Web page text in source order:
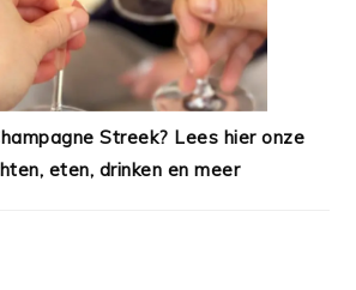
Streek? Lees hier onze
eten, drinken en meer